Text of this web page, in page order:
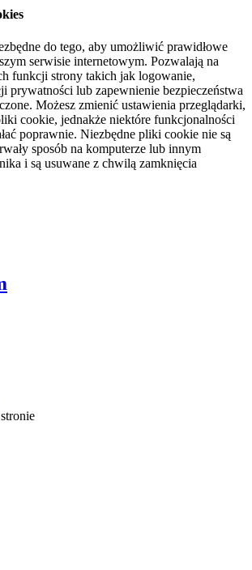
do tego, aby umożliwić prawidłowe
serwisie internetowym. Pozwalają na
funkcji strony takich jak logowanie,
prywatności lub zapewnienie bezpieczeństwa
Możesz zmienić ustawienia przeglądarki,
cookie, jednakże niektóre funkcjonalności
poprawnie. Niezbędne pliki cookie nie są
sposób na komputerze lub innym
i są usuwane z chwilą zamknięcia